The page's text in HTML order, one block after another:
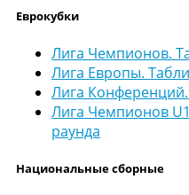
Еврокубки
Лига Чемпионов.
Лига Европы.
Лига
Лига Чемпионов
раунда
Национальные сборные